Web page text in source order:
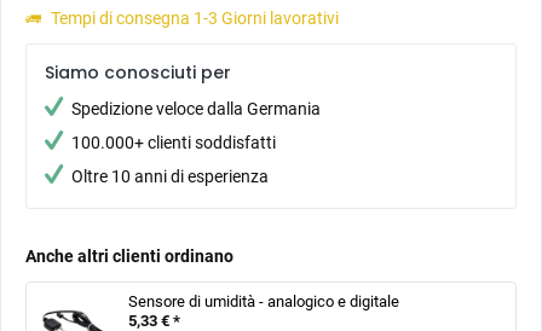
Tempi di consegna 1-3 Giorni lavorativi
Siamo conosciuti per
Spedizione veloce dalla Germania
100.000+ clienti soddisfatti
Oltre 10 anni di esperienza
Anche altri clienti ordinano
Sensore di umidità - analogico e digitale
5,33 € *